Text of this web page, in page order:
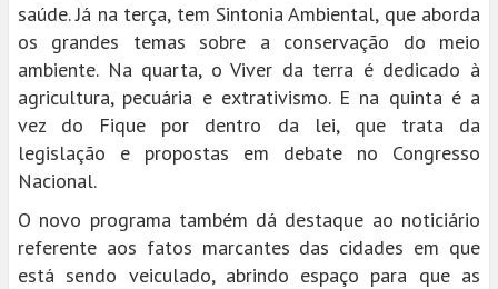
saúde. Já na terça, tem Sintonia Ambiental, que aborda
os grandes temas sobre a conservação do meio
ambiente. Na quarta, o Viver da terra é dedicado à
agricultura, pecuária e extrativismo. E na quinta é a
vez do Fique por dentro da lei, que trata da
legislação e propostas em debate no Congresso
Nacional.
O novo programa também dá destaque ao noticiário
referente aos fatos marcantes das cidades em que
está sendo veiculado, abrindo espaço para que as